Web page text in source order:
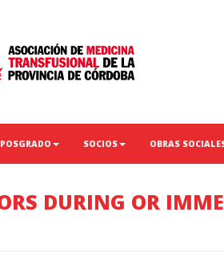
POSGRADO SOCIOS OBRAS
DURING OR